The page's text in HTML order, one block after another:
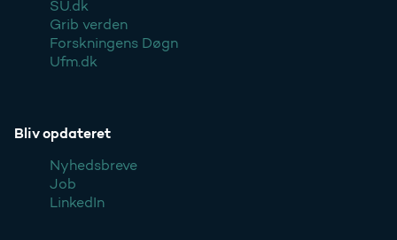
SU.dk
Grib verden
Forskningens Døgn
Ufm.dk
Bliv opdateret
Nyhedsbreve
Job
LinkedIn